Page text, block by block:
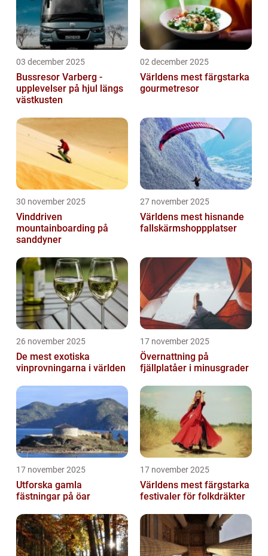
03 december 2025
Bussresor Varberg -
upplevelser på hjul längs
västkusten
02 december 2025
Världens mest färgstarka
gourmetresor
30 november 2025
Vinddriven
mountainboarding på
sanddyner
27 november 2025
Världens mest hisnande
fallskärmshoppplatser
26 november 2025
De mest exotiska
vinprovningarna i världen
17 november 2025
Övernattning på
fjällplatåer i minusgrader
17 november 2025
Utforska gamla
fästningar på öar
17 november 2025
Världens mest färgstarka
festivaler för folkdräkter